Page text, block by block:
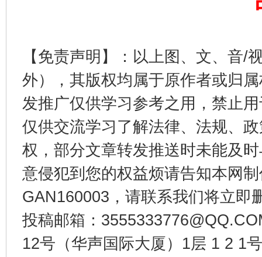
【免责声明】：以上图、文、音/
外），其版权均属于原作者或归
发推广仅供学习参考之用，禁止
仅供交流学习了解法律、法规、
权，部分文章转发推送时未能及
意侵犯到您的权益烦请告知本网
GAN160003，请联系我们将立即
投稿邮箱：
12号（华声国际大厦）1层 1 2 1
东山县通报“牛蛙产品抗生素超标问题” 法